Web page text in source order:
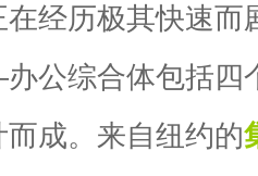
经历极其快速而
公综合体包括四
成。来自纽约的